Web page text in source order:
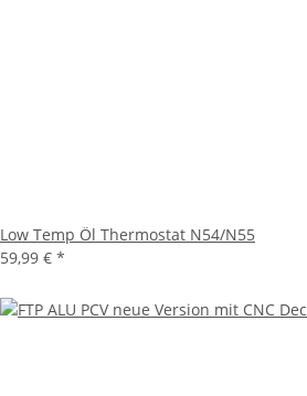
Low Temp Öl Thermostat N54/N55
59,99 € *